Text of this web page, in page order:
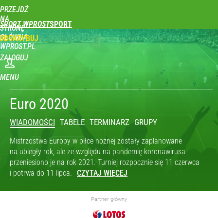
PRZEJDŹ
NA
STRONĘ
GŁÓWNĄ
WPROST.PL
SPORT WPROST
ZALOGUJ
MENU
Euro 2020
WIADOMOŚCI TABELE TERMINARZ GRUPY
Mistrzostwa Europy w piłce nożnej zostały zaplanowane
na ubiegły rok, ale ze względu na pandemię koronawirusa
przeniesiono je na rok 2021. Turniej rozpocznie się 11 czerwca
i potrwa do 11 lipca.
Partner główny